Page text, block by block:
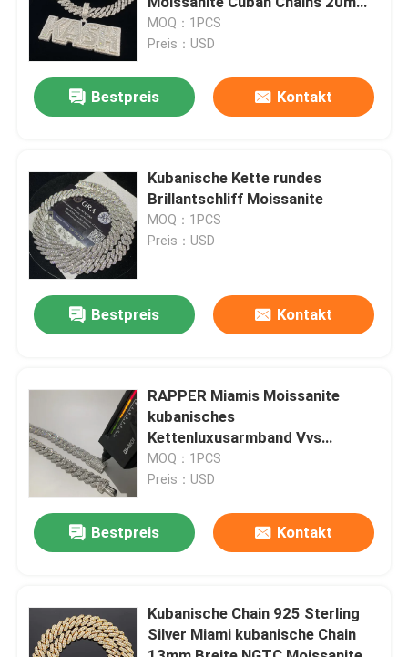
Haus
breiter
MOQ：1PCS
Preis：USD
Bestpreis Kontakt
Kubanische Kette rundes
Brillantschliff Moissanite
MOQ：1PCS
Preis：USD
Bestpreis Kontakt
RAPPER Miamis Moissanite
kubanisches
Kettenluxusarmband Vvs
Moissanite Cuban Link
MOQ：1PCS
Preis：USD
Bestpreis Kontakt
Kubanische Chain 925 Sterling
Silver Miami kubanische Chain